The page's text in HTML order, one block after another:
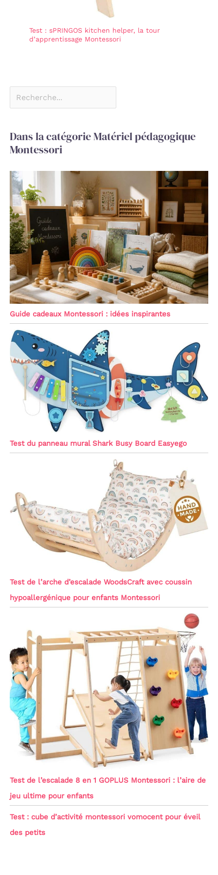
Test : sPRINGOS kitchen helper, la tour
d’apprentissage Montessori
Dans la catégorie Matériel pédagogique
Montessori
Guide cadeaux Montessori : idées inspirantes
Test du panneau mural Shark Busy Board Easyego
Test de l’arche d’escalade WoodsCraft avec coussin
hypoallergénique pour enfants Montessori
Test de l’escalade 8 en 1 GOPLUS Montessori : l’aire de
jeu ultime pour enfants
Test : cube d’activité montessori vomocent pour éveil
des petits